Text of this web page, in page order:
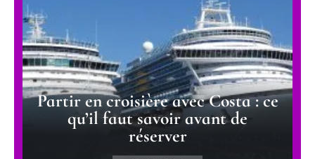
Partir en croisière avec Costa : ce
qu’il faut savoir avant de
réserver